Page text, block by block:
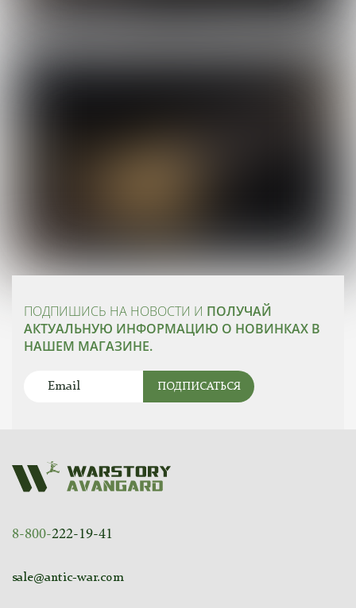
ПОДПИШИСЬ НА НОВОСТИ И ПОЛУЧАЙ
АКТУАЛЬНУЮ ИНФОРМАЦИЮ О НОВИНКАХ В
НАШЕМ МАГАЗИНЕ.
ПОДПИСАТЬСЯ
8-800-222-19-41
sale@antic-war.com